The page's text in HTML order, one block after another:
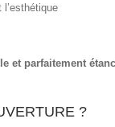
et parfaitement
?